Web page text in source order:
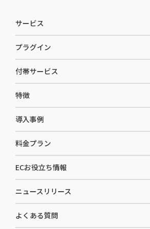
サービス
W2 Commerce Repeat
W2 Commerce BtoB
W2 Commerce Asia
プラグイン
AI buddy
付帯サービス
EC運用構築支援・運用支援
カスタマーサクセス
セキュリティ
デザイン制作
コンサルティング
特徴
選ばれる理由
開発体制
導入事例
導入企業一覧
料金プラン
ECお役立ち情報
お役立ち資料
ニュースリリース
よくある質問